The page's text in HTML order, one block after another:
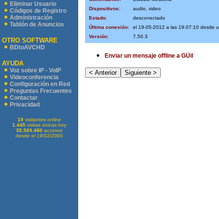
Eliminar Usuario
Códigos de Registro
Administración
Tablón de Anuncios
OTRO SOFTWARE
BDtoAVCHD
AYUDA
Voz sobre IP - VoIP
Videoconferencia
Configuración en Red
Preguntas Frecuentes
Contactar
Privacidad
19visitantes online
1.445visitas únicas hoy
35.569.480accesos
desde el 19/02/2000
Dispositivos:
audio, video
Estado:
desconectado
Última conexión:
el 19-05-2012 a las 19:07:10 desde
Versión:
7.50.3
Enviar un mensaje offline a GÜil